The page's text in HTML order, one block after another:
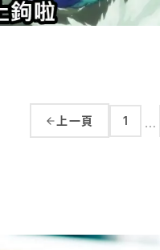
上一頁 1 …